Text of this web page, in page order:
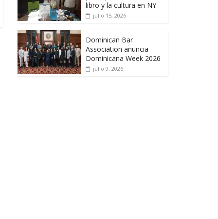
libro y la cultura en NY
julio 15, 2026
Dominican Bar
Association anuncia
Dominicana Week 2026
julio 9, 2026